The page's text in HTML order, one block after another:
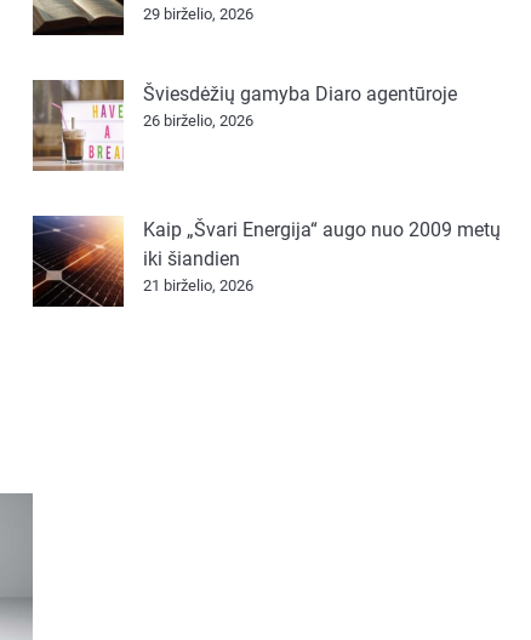
29 birželio, 2026
Šviesdėžių gamyba Diaro agentūroje
26 birželio, 2026
Kaip „Švari Energija“ augo nuo 2009 metų
iki šiandien
21 birželio, 2026